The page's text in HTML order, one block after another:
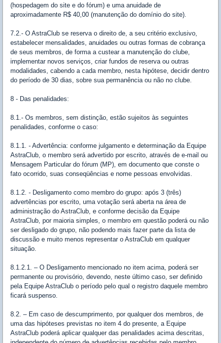
(hospedagem do site e do fórum) e uma anuidade de
aproximadamente R$ 40,00 (manutenção do domínio do site).
7.2.- O AstraClub se reserva o direito de, a seu critério exclusivo,
estabelecer mensalidades, anuidades ou outras formas de cobrança
de seus membros, de forma a custear a manutenção do clube,
implementar novos serviços, criar fundos de reserva ou outras
modalidades, cabendo a cada membro, nesta hipótese, decidir dentro
do período de 30 dias, sobre sua permanência ou não no clube.
8 - Das penalidades:
8.1.- Os membros, sem distinção, estão sujeitos às seguintes
penalidades, conforme o caso:
8.1.1. - Advertência: conforme julgamento e determinação da Equipe
AstraClub, o membro será advertido por escrito, através de e-mail ou
Mensagem Particular do fórum (MP), em documento que conste o
fato ocorrido, suas conseqüências e nome pessoas envolvidas.
8.1.2. - Desligamento como membro do grupo: após 3 (três)
advertências por escrito, uma votação será aberta na área de
administração do AstraClub, e conforme decisão da Equipe
AstraClub, por maioria simples, o membro em questão poderá ou não
ser desligado do grupo, não podendo mais fazer parte da lista de
discussão e muito menos representar o AstraClub em qualquer
situação.
8.1.2.1. – O Desligamento mencionado no item acima, poderá ser
permanente ou provisório, devendo, neste último caso, ser definido
pela Equipe AstraClub o período pelo qual o registro daquele membro
ficará suspenso.
8.2. – Em caso de descumprimento, por qualquer dos membros, de
uma das hipóteses previstas no item 4 do presente, a Equipe
AstraClub poderá aplicar qualquer das penalidades acima descritas,